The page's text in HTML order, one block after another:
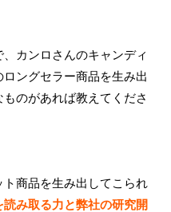
カンロさんのキャンディ
ングセラー商品を生み出
のがあれば教えてくださ
商品を生み出してこられ
読み取る力と弊社の研究開